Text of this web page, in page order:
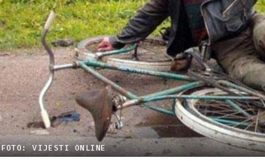
FOTO: VIJESTI ONLINE